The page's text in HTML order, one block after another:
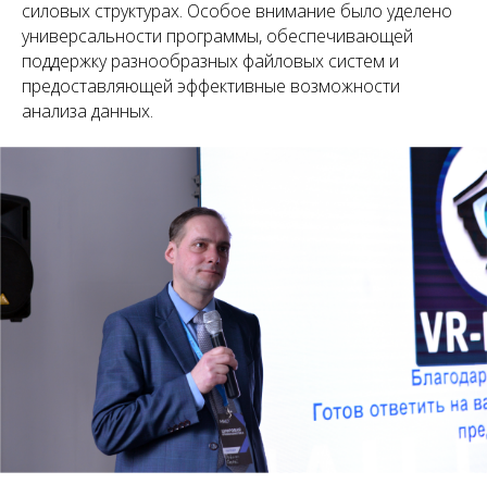
силовых структурах. Особое внимание было уделено
универсальности программы, обеспечивающей
поддержку разнообразных файловых систем и
предоставляющей эффективные возможности
анализа данных.